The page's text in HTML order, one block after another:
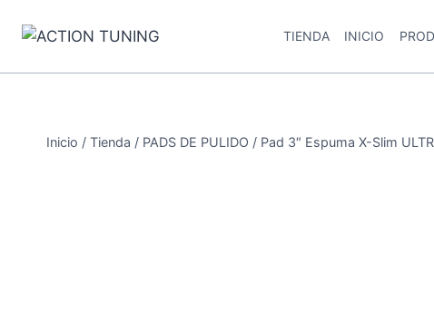
TIENDA INICIO
Inicio / Tienda / PADS DE PULIDO / Pad 3″ Espuma X-Slim